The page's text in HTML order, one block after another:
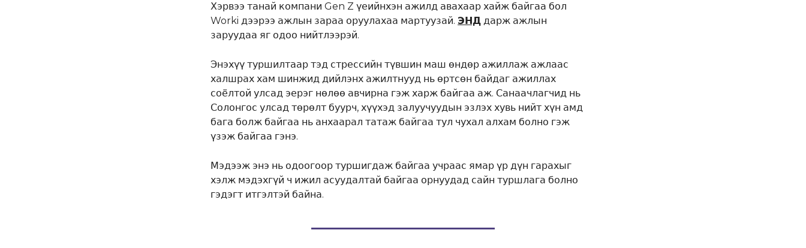
Хэрвээ танай компани Gen Z үеийнхэн ажилд авахаар хайж байгаа бол
Worki дээрээ ажлын зараа оруулахаа мартуузай. ЭНД дарж ажлын
заруудаа яг одоо нийтлээрэй.
Энэхүү туршилтаар тэд стрессийн түвшин маш өндөр ажиллаж ажлаас
халшрах хам шинжид дийлэнх ажилтнууд нь өртсөн байдаг ажиллах
соёлтой улсад эерэг нөлөө авчирна гэж харж байгаа аж. Санаачлагчид нь
Солонгос улсад төрөлт буурч, хүүхэд залуучуудын эзлэх хувь нийт хүн амд
бага болж байгаа нь анхаарал татаж байгаа тул чухал алхам болно гэж
үзэж байгаа гэнэ.
Мэдээж энэ нь одоогоор туршигдаж байгаа учраас ямар үр дүн гарахыг
хэлж мэдэхгүй ч ижил асуудалтай байгаа орнуудад сайн туршлага болно
гэдэгт итгэлтэй байна.